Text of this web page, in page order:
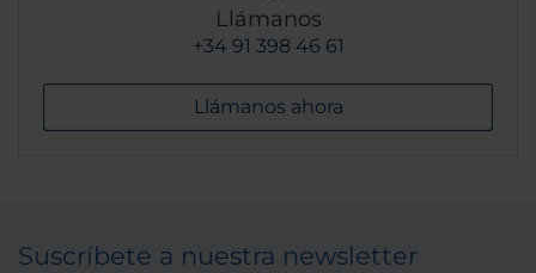
Llámanos
+34 91 398 46 61
Llámanos ahora
Suscríbete a nuestra newsletter